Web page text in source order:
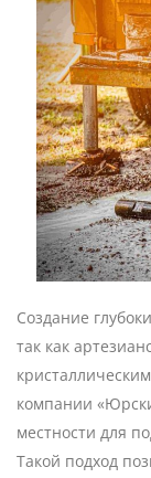
Создание
так как
компании
местности для
Такой подход